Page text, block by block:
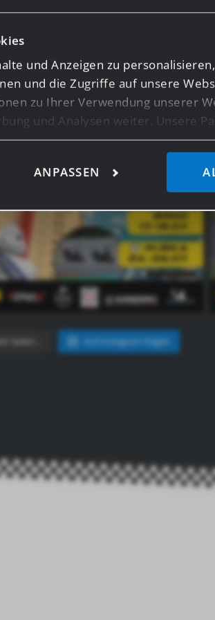
und Anzeigen zu
und die Zugriffe auf unsere
zu Ihrer Verwendung unserer
und Analysen weiter. Unsere
weiteren Daten zusammen, die
Nutzung der Dienste gesammelt
Analytics kann eine
werden.
ANPASSEN
diventa anche tu una parte di
laden… Auf Instagram folgen